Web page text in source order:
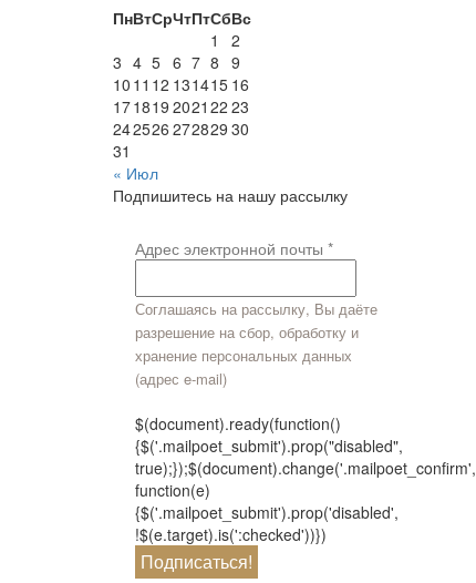
ПнВтСрЧтПтСбВс
1
2
3 4 5 6 7 8 9
10 11 12 131415 16
171819 2021 22 23
242526 272829 30
31
« Июл
Подпишитесь на нашу рассылку
Адрес электронной почты *
Соглашаясь на рассылку, Вы даёте
разрешение на сбор, обработку и
хранение персональных данных
(адрес e-mail)
$(document).ready(function()
{$('.mailpoet_submit').prop("disabled",
true);});$(document).change('.mailpoet_confirm',
function(e)
{$('.mailpoet_submit').prop('disabled',
!$(e.target).is(':checked'))})